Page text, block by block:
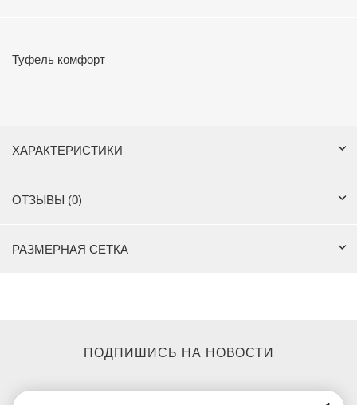
Туфель комфорт
ХАРАКТЕРИСТИКИ
ОТЗЫВЫ (0)
РАЗМЕРНАЯ СЕТКА
ПОДПИШИСЬ НА НОВОСТИ